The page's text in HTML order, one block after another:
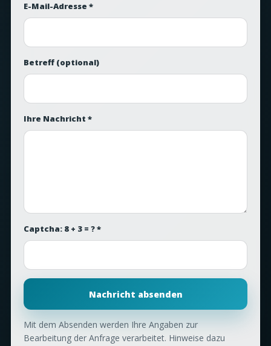
E-Mail-Adresse *
Betreff (optional)
Ihre Nachricht *
Captcha: 8 + 3 = ? *
Nachricht absenden
Mit dem Absenden werden Ihre Angaben zur
Bearbeitung der Anfrage verarbeitet. Hinweise dazu